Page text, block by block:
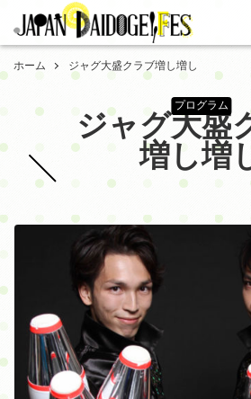
ホーム ジャグ大盛クラブ増し増し
プログラム
ジャグ大盛
増し増